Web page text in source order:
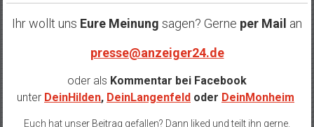
Ihr wollt uns Eure Meinung sagen? Gerne per Mail an
presse@anzeiger24.de
oder als Kommentar bei Facebook
unter DeinHilden, DeinLangenfeld oder DeinMonheim
Euch hat unser Beitrag gefallen? Dann liked und teilt ihn gerne.